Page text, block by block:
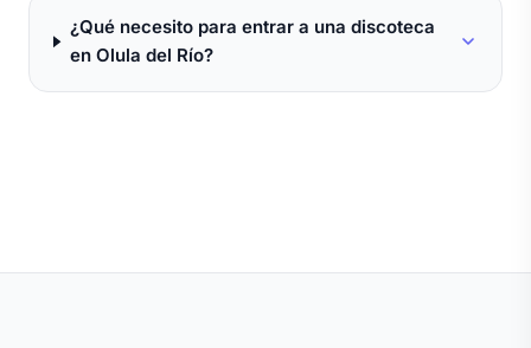
¿Qué necesito para entrar a una discoteca
en Olula del Río?